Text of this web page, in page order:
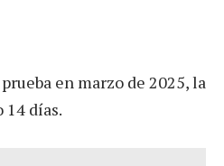
en marzo de 2025, la
14 días.